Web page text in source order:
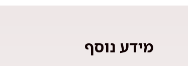
מידע נוסף